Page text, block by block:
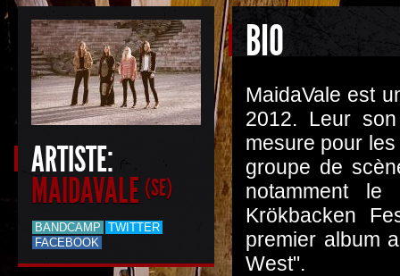
ARTISTE:
MAIDAVALE (SE)
BANDCAMP TWITTER
FACEBOOK
BIO
MaidaVale est
2012. Leur
mesure pour
groupe de
notamment
Krökbacken
premier album
West".